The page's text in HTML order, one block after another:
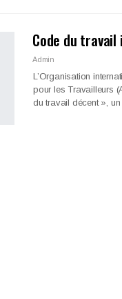
Code du
Admin
L’Organisation
pour les Travailleurs
du travail décent »,